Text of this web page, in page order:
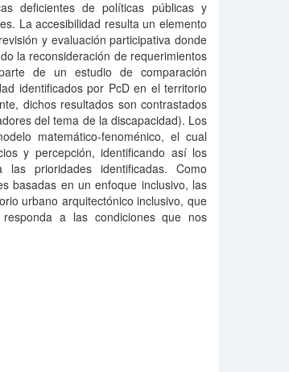
deficientes de políticas públicas y
La accesibilidad resulta un elemento
y evaluación participativa donde
la reconsideración de requerimientos
de un estudio de comparación
identificados por PcD en el territorio
dichos resultados son contrastados
del tema de la discapacidad). Los
matemático-fenoménico, el cual
y percepción, identificando así los
prioridades identificadas. Como
basadas en un enfoque inclusivo, las
urbano arquitectónico inclusivo, que
a las condiciones que nos